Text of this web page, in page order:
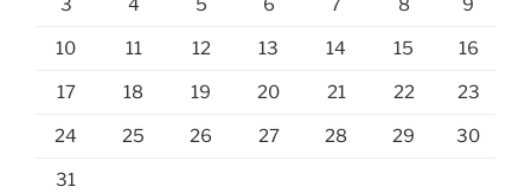
3 4 5 6 7 8 9
10 11 12 13 14 15 16
17 18 19 20 21 22 23
24 25 26 27 28 29 30
31